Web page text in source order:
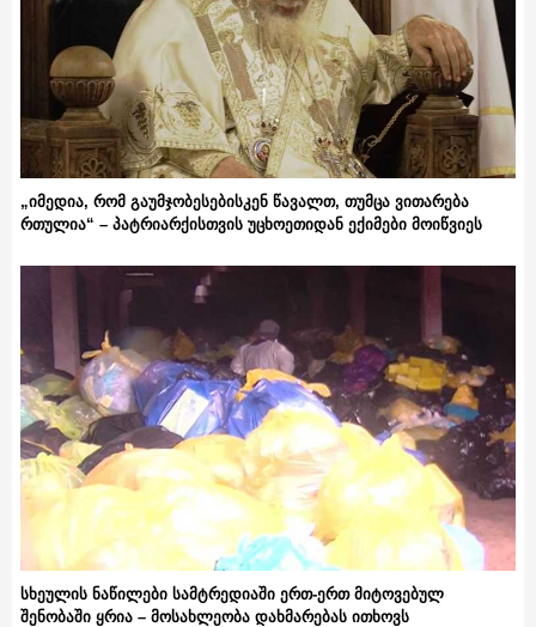
„იმედია, რომ გაუმჯობესებისკენ წავალთ, თუმცა ვითარება
რთულია“ – პატრიარქისთვის უცხოეთიდან ექიმები მოიწვიეს
სხეულის ნაწილები სამტრედიაში ერთ-ერთ მიტოვებულ
შენობაში ყრია – მოსახლეობა დახმარებას ითხოვს